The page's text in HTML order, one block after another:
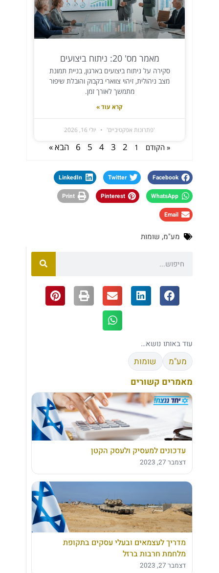
עוד באותו נושא…
מע"מ שומות
מאמרים קשורים
עדכונים למעסיק ולעסק הקטן
דצמבר 27, 2023
מדריך לעצמאים ובעלי עסקים בתקופת
מלחמת חרבות ברזל
דצמבר 27, 2023
מאמר מס' 20: ניתוח ביצועים
סקירה על ניתוח ביצועים בארגון, בניית תמונת
מצב ניהולית, זיהוי צווארי בקבוק והובלת שיפור
מתמשך לאורך זמן.
קרא עוד »
'פתרונות אפקטיביים' יולי 16, 2026
« הקודם 1
2
3
4
5
6 הבא »
Facebook
Twitter
LinkedIn
WhatsApp
Pinterest
Print
Email
מע"מ, שומות